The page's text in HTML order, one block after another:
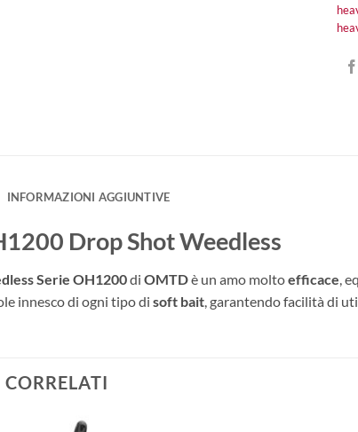
INFORMAZIONI AGGIUNTIVE
Drop Shot Weedless
Serie OH1200di OMTDè un amo moltoefficace,
innesco di ogni tipo di soft bait, garantendo facilità di